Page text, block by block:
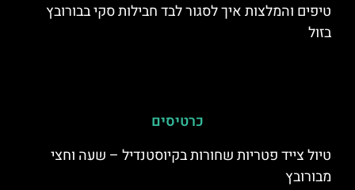
טיפים והמלצות איך לסגור לבד חבילות סקי בבורובץ
בזול
כרטיסים
טיול צייד פטריות שחורות בקיוסטנדיל – שעה וחצי
מבורובץ